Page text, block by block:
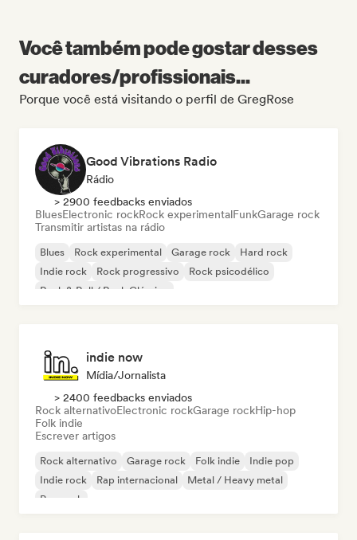
Você também pode gostar desses
curadores/profissionais...
Porque você está visitando o perfil de GregRose
Good Vibrations Radio
Rádio
> 2900 feedbacks enviados
BluesElectronic rockRock experimentalFunkGarage rock
Transmitir artistas na rádio
Blues Rock experimental Garage rock
Hard rock
Indie rock
Rock progressivo
Rock psicodélico
Rock & Roll / Rock Clássico
indie now
Mídia/Jornalista
> 2400 feedbacks enviados
Rock alternativoElectronic rockGarage rockHip-hop
Folk indie
Escrever artigos
Rock alternativo Garage rock Folk indie
Indie pop
Indie rock
Rap internacional
Metal / Heavy metal
Pop rock